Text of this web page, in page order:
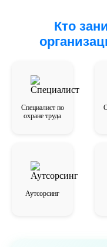
Кто
Специалист по
охране труда
Аутсорсинг